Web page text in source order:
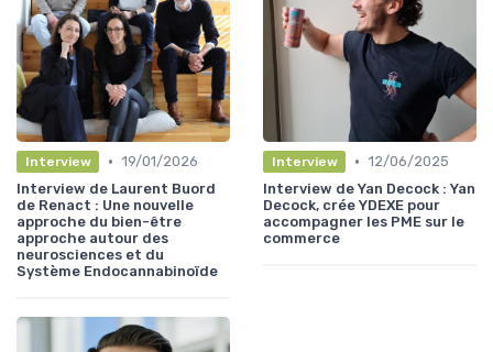
Interview • 19/01/2026
Interview de Laurent Buord
de Renact : Une nouvelle
approche du bien-être
approche autour des
neurosciences et du
Système Endocannabinoïde
Interview • 12/06/2025
Interview de Yan Decock : Yan
Decock, crée YDEXE pour
accompagner les PME sur le
commerce